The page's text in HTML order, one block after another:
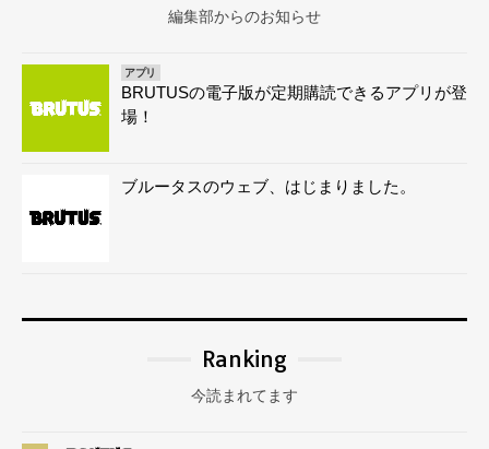
編集部からのお知らせ
アプリ
BRUTUSの電子版が定期購読できるアプリが登
場！
ブルータスのウェブ、はじまりました。
Ranking
今読まれてます